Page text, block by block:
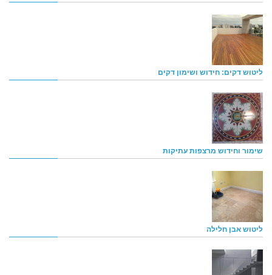
ליטוש דקים: חידוש ושימון דקים
שימור וחידוש מרצפות עתיקות
ליטוש אבן חלילה